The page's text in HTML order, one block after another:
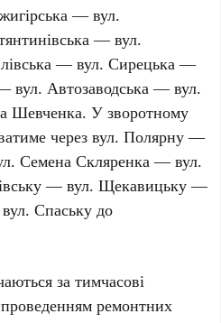
—вул.
—вул.
—вул. Сирецька—
вул. Автозаводська—вул.
Шевченка. У зворотному
черезвул. Полярну—
Семена Скляренка—вул.
—вул. Щекавицьку—
вул. Спаську до
за тимчасові
проведенням ремонтних